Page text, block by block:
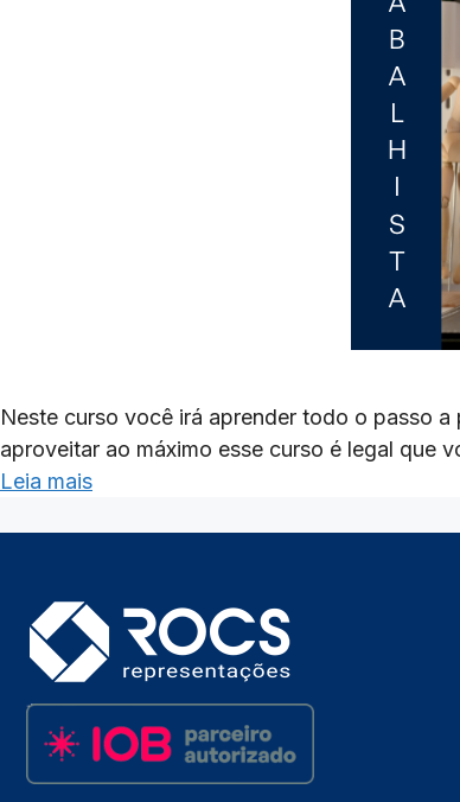
Neste curso você irá aprender todo o passo
aproveitar ao máximo esse curso é legal que
Leia mais